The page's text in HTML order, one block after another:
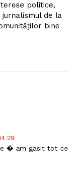
politice,
de la
bine
� am gasit tot ce